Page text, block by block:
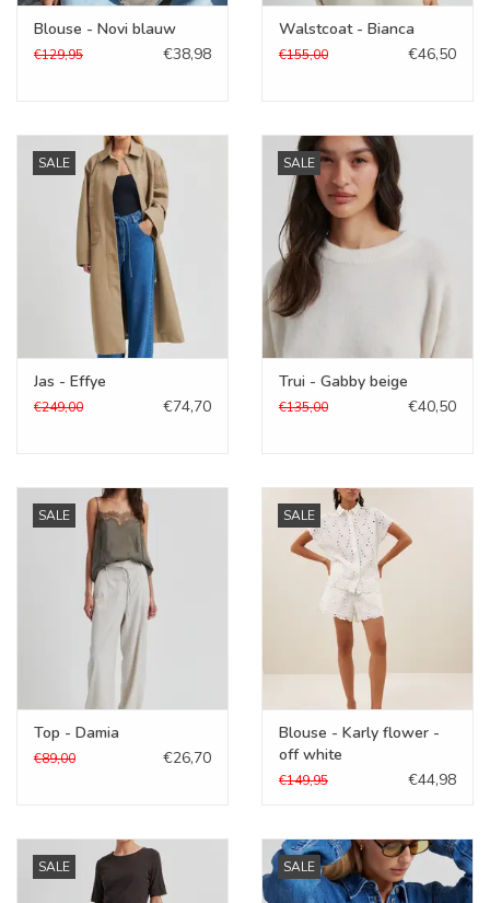
Blouse - Novi blauw
€129,95 €38,98
Walstcoat - Bianca
€155,00 €46,50
SALE
Jas - Effye
€249,00 €74,70
SALE
Trui - Gabby beige
€135,00 €40,50
SALE
Top - Damia
€89,00 €26,70
SALE
Blouse - Karly flower -
off white
€149,95 €44,98
SALE SALE